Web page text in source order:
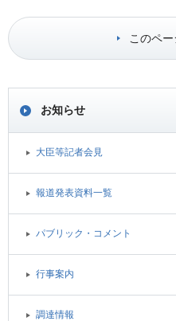
このペ
お知らせ
大臣等記者会見
報道発表資料一覧
パブリック・コメント
行事案内
調達情報